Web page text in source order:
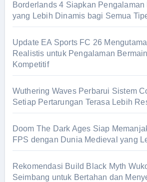
Borderlands 4 Siapkan Pengalaman
yang Lebih Dinamis bagi Semua
Update EA Sports FC 26
Realistis untuk Pengalaman
Kompetitif
Wuthering Waves Perbarui Sistem
Setiap Pertarungan Terasa Lebih
Doom The Dark Ages Siap
FPS dengan Dunia Medieval yang
Rekomendasi Build Black Myth
Seimbang untuk Bertahan dan